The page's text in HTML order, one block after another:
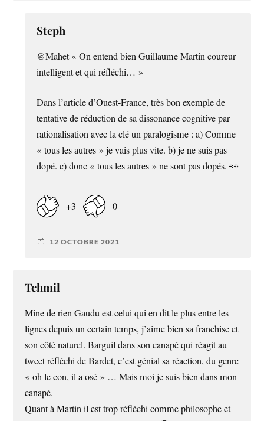
Steph
@Mahet « On entend bien Guillaume Martin coureur
intelligent et qui réfléchi… »
Dans l’article d’Ouest-France, très bon exemple de
tentative de réduction de sa dissonance cognitive par
rationalisation avec la clé un paralogisme : a) Comme
« tous les autres » je vais plus vite. b) je ne suis pas
dopé. c) donc « tous les autres » ne sont pas dopés. 👀
+3 0
12 OCTOBRE 2021
Tchmil
Mine de rien Gaudu est celui qui en dit le plus entre les
lignes depuis un certain temps, j’aime bien sa franchise et
son côté naturel. Barguil dans son canapé qui réagit au
tweet réfléchi de Bardet, c’est génial sa réaction, du genre
« oh le con, il a osé » … Mais moi je suis bien dans mon
canapé.
Quant à Martin il est trop réfléchi comme philosophe et